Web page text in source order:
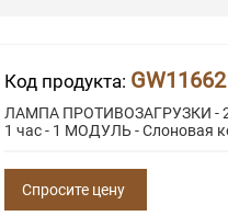
Код продукта: GW11662
ЛАМПА ПРОТИВОЗАГРУЗКИ -
1 час - 1 МОДУЛЬ - Слоновая
Спросите цену